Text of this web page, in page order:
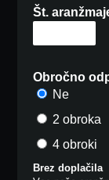
Št.
Obročno
Ne
2 obroka
4 obroki
Brez doplačila